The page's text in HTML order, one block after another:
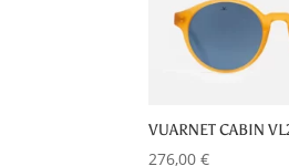
VUARNET CABIN
276,00€